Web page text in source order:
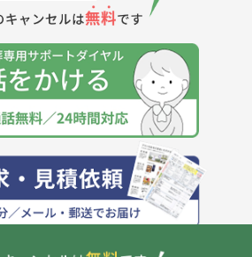
勇払駅
桑園駅
八軒駅
新琴似駅
太平駅
篠路駅
拓北駅
あいの里公園